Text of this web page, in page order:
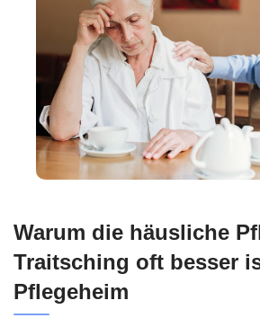
Warum die häusliche
Traitsching oft besser
Pflegeheim